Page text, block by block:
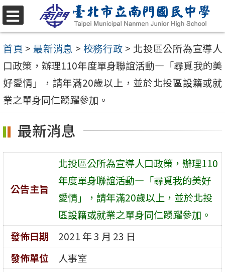
跳
至
主
要
內
容
選
單
首頁 > 最新消息 > 校務行政 > 北投區公所為宣導人
口政策，辦理110年度單身聯誼活動—「尋覓我的美
好愛情」，請年滿20歲以上，並於北投區設籍或就
業之單身同仁踴躍參加。
最新消息
公告主旨
北投區公所為宣導人口政策，辦理110
年度單身聯誼活動—「尋覓我的美好
愛情」，請年滿20歲以上，並於北投
區設籍或就業之單身同仁踴躍參加。
發佈日期
2021 年 3 月 23 日
發佈單位
人事室